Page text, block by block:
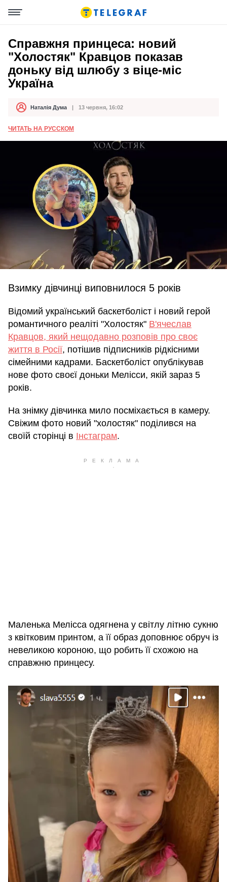
Справжня принцеса: новий
"Холостяк" Кравцов показав
доньку від шлюбу з віце-міс
Україна
АвторНаталія Дума
Дата публікації 13 червня, 16:02
ЧИТАТЬ НА РУССКОМ
Взимку дівчинці виповнилося 5 років
Відомий український баскетболіст і новий герой
романтичного реаліті "Холостяк" В'ячеслав
Кравцов, який нещодавно розповів про своє
життя в Росії, потішив підписників рідкісними
сімейними кадрами. Баскетболіст опублікував
нове фото своєї доньки Мелісси, якій зараз 5
років.
На знімку дівчинка мило посміхається в камеру.
Свіжим фото новий "холостяк" поділився на
своїй сторінці в Інстаграм.
Маленька Мелісса одягнена у світлу літню сукню
з квітковим принтом, а її образ доповнює обруч із
невеликою короною, що робить її схожою на
справжню принцесу.